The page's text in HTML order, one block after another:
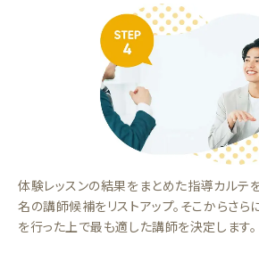
体験レッスンの結果をまとめた指導カルテ
名の講師候補をリストアップ。そこからさら
を行った上で最も適した講師を決定します。